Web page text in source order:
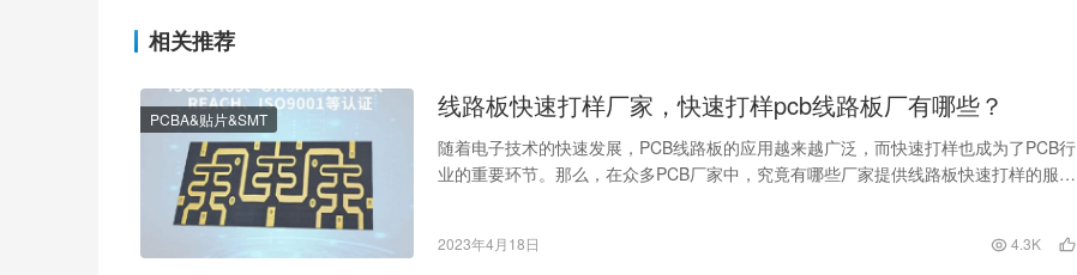
相关推荐
PCBA&贴片&SMT 线路板快速打样厂家，快速打样pcb线路板厂有哪些？
随着电子技术的快速发展，PCB线路板的应用越来越广泛，而快速打样也成为了PCB行
业的重要环节。那么，在众多PCB厂家中，究竟有哪些厂家提供线路板快速打样的服务
2023年4月18日 4.3K